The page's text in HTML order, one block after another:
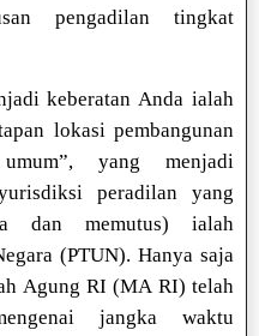
pengadilan tingkat
keberatan Anda ialah
lokasi pembangunan
yang menjadi
peradilan yang
dan memutus) ialah
(PTUN). Hanya saja
Agung RI (MA RI) telah
jangka waktu